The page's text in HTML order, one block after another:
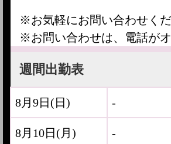
※お気軽にお問い合わせく
※お問い合わせは、電話が
週間出勤表
8月9日(日) -
8月10日( 月) -